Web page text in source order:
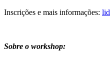
Inscrições e mais informações:
Sobre o workshop: